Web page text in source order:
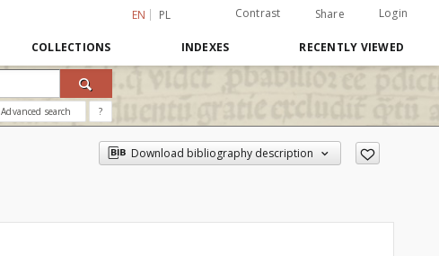
EN PL Contrast Share Login
COLLECTIONS INDEXES RECENTLY VIEWED
Advanced search ?
Download bibliography description